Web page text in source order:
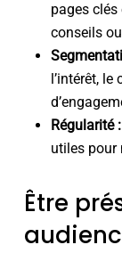
pages
conseils
l’intérêt,
Régularité :
utiles pour
Être